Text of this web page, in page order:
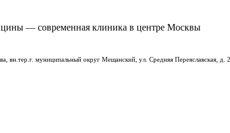
— современная клиника в центре Москвы
вн.тер.г. муниципальный округ Мещанский, ул. Средняя Переяславская, д.